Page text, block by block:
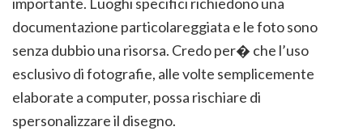
documentazione particolareggiata e le foto sono
senza dubbio una risorsa. Credo per� che l’uso
esclusivo di fotografie, alle volte semplicemente
elaborate a computer, possa rischiare di
spersonalizzare il disegno.